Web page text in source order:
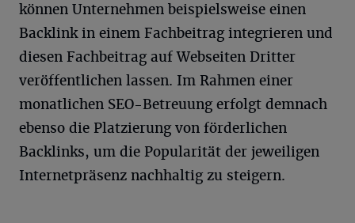
können Unternehmen beispielsweise einen
Backlink in einem Fachbeitrag integrieren und
diesen Fachbeitrag auf Webseiten Dritter
veröffentlichen lassen. Im Rahmen einer
monatlichen SEO-Betreuung erfolgt demnach
ebenso die Platzierung von förderlichen
Backlinks, um die Popularität der jeweiligen
Internetpräsenz nachhaltig zu steigern.